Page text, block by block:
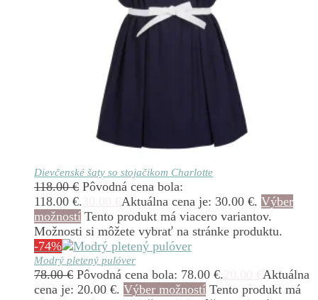
Dievčenské šaty so stojačikom Charlotte
118.00€ Pôvodná cena bola:
118.00 €.
Aktuálna cena je: 30.00 €. Výber
možností Tento produkt má viacero variantov.
Možnosti si môžete vybrať na stránke produktu.
-74%
Modrý pletený pulóver
78.00€ Pôvodná cena bola: 78.00 €.
Aktuálna
cena je: 20.00 €. Výber možností Tento produkt má